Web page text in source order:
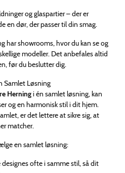
og glaspartier – der er
en dør, der passer til din smag.
har showrooms, hvor du kan se og
modeller. Det anbefales altid
før du beslutter dig.
Samlet Løsning
Herningi én samlet løsning, kan
og en harmonisk stil i dit hjem.
er det lettere at sikre sig, at
matcher.
en samlet løsning:
ofte i samme stil, så dit